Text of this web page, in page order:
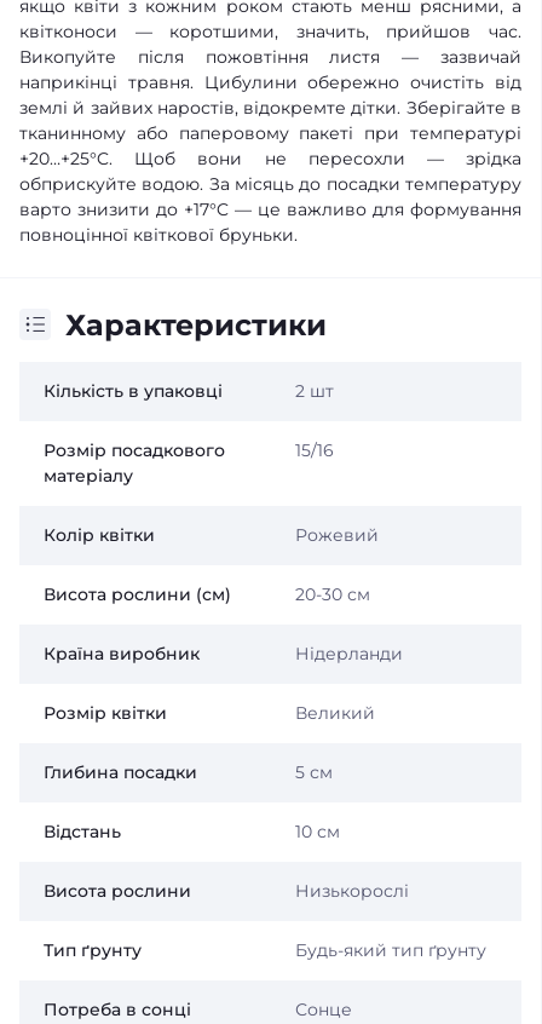
якщо квіти з кожним роком стають менш рясними, а
квітконоси — коротшими, значить, прийшов час.
Викопуйте після пожовтіння листя — зазвичай
наприкінці травня. Цибулини обережно очистіть від
землі й зайвих наростів, відокремте дітки. Зберігайте в
тканинному або паперовому пакеті при температурі
+20…+25°C. Щоб вони не пересохли — зрідка
обприскуйте водою. За місяць до посадки температуру
варто знизити до +17°C — це важливо для формування
повноцінної квіткової бруньки.
Характеристики
Кількість в упаковці 2 шт
Розмір посадкового
матеріалу
15/16
Колір квітки Рожевий
Висота рослини (см) 20-30 см
Країна виробник Нідерланди
Розмір квітки Великий
Глибина посадки 5 см
Відстань 10 см
Висота рослини Низькорослі
Тип ґрунту Будь-який тип ґрунту
Потреба в сонці Сонце